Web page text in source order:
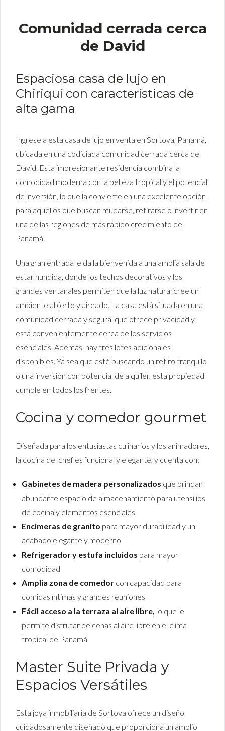
Comunidad cerrada cerca
de David
Espaciosa casa de lujo en
Chiriquí con características de
alta gama
Ingrese a esta casa de lujo en venta en Sortova, Panamá,
ubicada en una codiciada comunidad cerrada cerca de
David. Esta impresionante residencia combina la
comodidad moderna con la belleza tropical y el potencial
de inversión, lo que la convierte en una excelente opción
para aquellos que buscan mudarse, retirarse o invertir en
una de las regiones de más rápido crecimiento de
Panamá.
Una gran entrada le da la bienvenida a una amplia sala de
estar hundida, donde los techos decorativos y los
grandes ventanales permiten que la luz natural cree un
ambiente abierto y aireado. La casa está situada en una
comunidad cerrada y segura, que ofrece privacidad y
está convenientemente cerca de los servicios
esenciales. Además, hay tres lotes adicionales
disponibles. Ya sea que esté buscando un retiro tranquilo
o una inversión con potencial de alquiler, esta propiedad
cumple en todos los frentes.
Cocina y comedor gourmet
Diseñada para los entusiastas culinarios y los animadores,
la cocina del chef es funcional y elegante, y cuenta con:
Gabinetes de madera personalizados que brindan
abundante espacio de almacenamiento para utensilios
de cocina y elementos esenciales
Encimeras de granito para mayor durabilidad y un
acabado elegante y moderno
Refrigerador y estufa incluidos para mayor
comodidad
Amplia zona de comedorcon capacidad para
comidas íntimas y grandes reuniones
Fácil acceso a la terraza al aire libre, lo que le
permite disfrutar de cenas al aire libre en el clima
tropical de Panamá
Master Suite Privada y
Espacios Versátiles
Esta joya inmobiliaria de Sortova ofrece un diseño
cuidadosamente diseñado que proporciona un amplio